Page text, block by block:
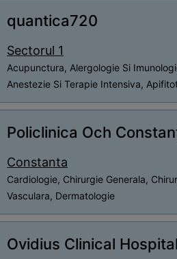
quantica720
Sectorul 1
Acupunctura, Alergologie Si
Anestezie Si Terapie Intensiva,
Policlinica Och
Constanta
Cardiologie, Chirurgie Generala,
Vasculara, Dermatologie
Ovidius Clinical Hospital